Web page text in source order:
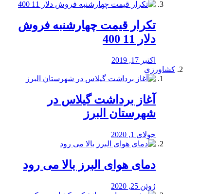
تکرار قیمت چهارشنبه فروش
دلار 11 400
اکتبر 17, 2019
کشاورزی
آغاز برداشت گیلاس در
شهرستان البرز
جولای 1, 2020
دمای هوای البرز بالا می رود
ژوئن 25, 2020